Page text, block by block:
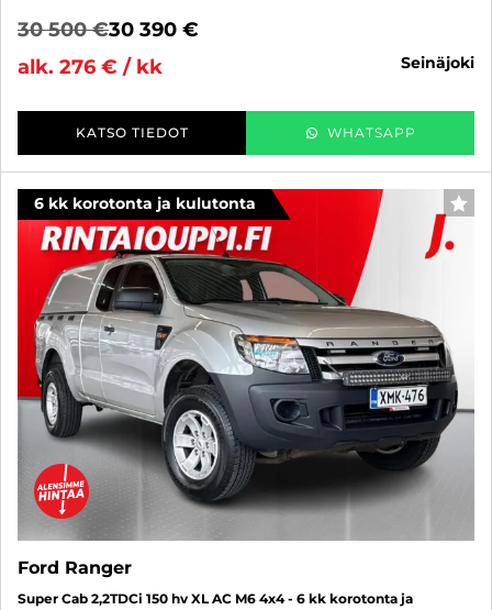
30 500 €30 390 €
alk. 276 € / kk
seinäjoki
KATSO TIEDOT WHATSAPP
6 kk korotonta ja kulutonta
Ford Ranger
Super Cab 2,2TDCi 150 hv XL AC M6 4x4 - 6 kk korotonta ja